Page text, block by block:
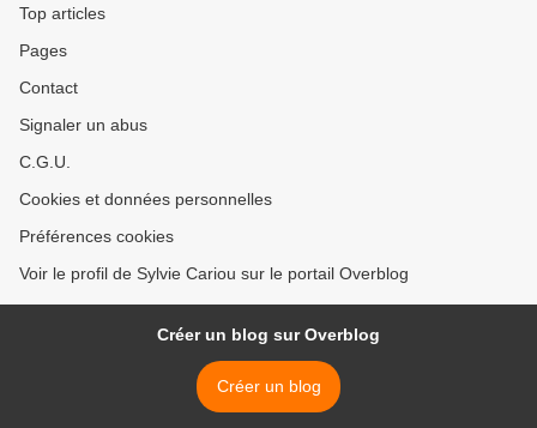
Top articles
Pages
Contact
Signaler un abus
C.G.U.
Cookies et données personnelles
Préférences cookies
Voir le profil de Sylvie Cariou sur le portail Overblog
Créer un blog sur Overblog
Créer un blog